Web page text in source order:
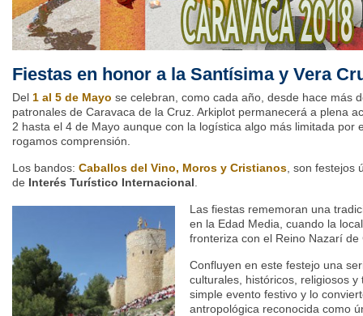
Fiestas en honor a la Santísima y Vera
Del 1 al 5 de Mayo se celebran, como cada año, desde hace más
patronales de Caravaca de la Cruz. Arkiplot permanecerá a plena
2 hasta el 4 de Mayo aunque con la logística algo más limitada por
rogamos comprensión.
Los bandos: Caballos del Vino, Moros y Cristianos , son
de Interés Turístico Internacional
Las fiestas rememoran una
en la Edad Media, cuando la
fronteriza con el Reino Nazarí de
Confluyen en este festejo una
culturales, históricos, religiosos
simple evento festivo y lo
antropológica reconocida como